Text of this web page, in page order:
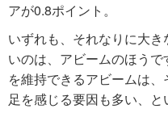
アが0.8ポイント。
いずれも、それなりに大
いのは、アビームのほう
を維持できるアビームは
足を感じる要因も多い、と